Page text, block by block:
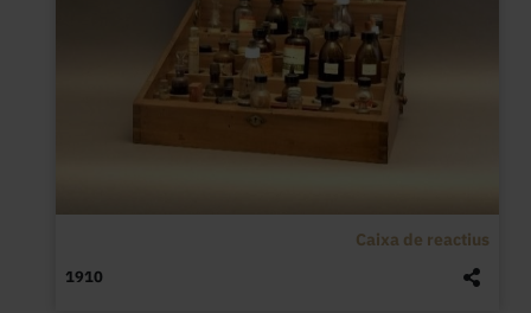
Caixa de reactius
1910